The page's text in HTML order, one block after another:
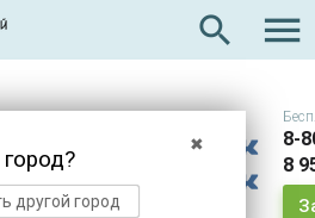
search 
✖
другой город
8-
8